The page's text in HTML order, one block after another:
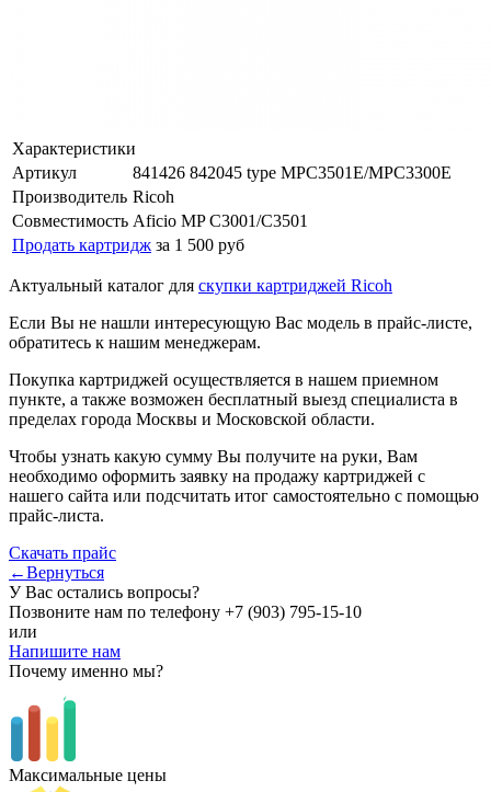
Характеристики
Артикул
841426 842045 type MPC3501E/MPC3300E
Производитель Ricoh
Совместимость Aficio MP C3001/C3501
Продать картридж за 1 500 руб
Актуальный каталог для скупки картриджей Ricoh
Если Вы не нашли интересующую Вас модель в прайс-листе,
обратитесь к нашим менеджерам.
Покупка картриджей осуществляется в нашем приемном
пункте, а также возможен бесплатный выезд специалиста в
пределах города Москвы и Московской области.
Чтобы узнать какую сумму Вы получите на руки, Вам
необходимо оформить заявку на продажу картриджей с
нашего сайта или подсчитать итог самостоятельно с помощью
прайс-листа.
Скачать прайс
←Вернуться
У Вас остались вопросы?
Позвоните нам по телефону +7 (903) 795-15-10
или
Напишите нам
Почему именно мы?
Максимальные цены